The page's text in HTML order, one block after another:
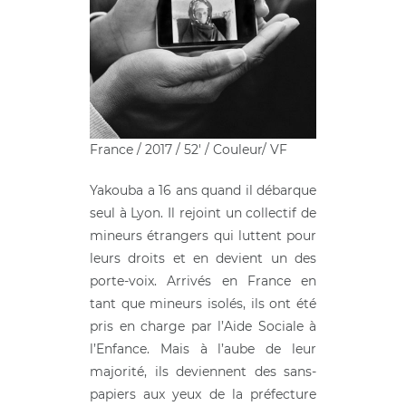
France / 2017 / 52′ / Couleur/ VF
Yakouba a 16 ans quand il débarque
seul à Lyon. Il rejoint un collectif de
mineurs étrangers qui luttent pour
leurs droits et en devient un des
porte-voix. Arrivés en France en
tant que mineurs isolés, ils ont été
pris en charge par l’Aide Sociale à
l’Enfance. Mais à l’aube de leur
majorité, ils deviennent des sans-
papiers aux yeux de la préfecture